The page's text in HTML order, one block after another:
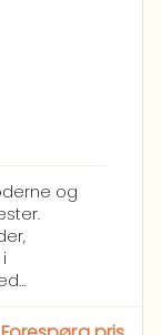
og
i
i hele